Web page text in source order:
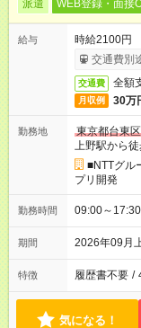
派遣 WEB登録・面接
給与
時給2100円
交通費別
交通費 全額
月収例 30万
勤務地
東京都台東区
上野駅から
■NTTグル
プリ開発
勤務時間 09:00～
期間 2026年09月
特徴 履歴書不要 /
気になる！